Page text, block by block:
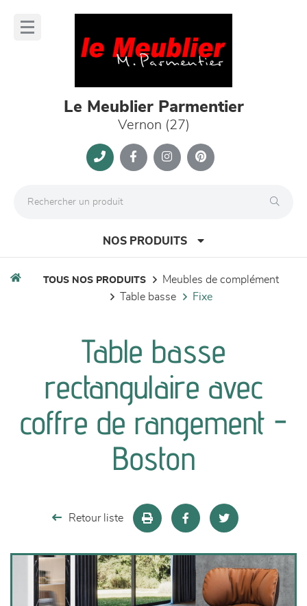
Le Meublier Parmentier
Vernon (27)
NOS PRODUITS
meubles de complément
chambres et dressing
TOUS NOS PRODUITS
meubles de complément
table basse
fixe
Table basse
rectangulaire avec
coffre de rangement -
Boston
Retour liste